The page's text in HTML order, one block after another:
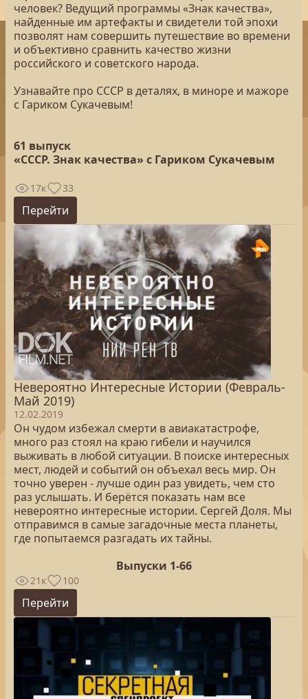
человек? Ведущий программы «Знак качества»,
найденные им артефакты и свидетели той эпохи
позволят нам совершить путешествие во времени
и объективно сравнить качество жизни
российского и советского народа.
Узнавайте про СССР в деталях, в миноре и мажоре
с Гариком Сукачевым!
61 выпуск
«СССР. Знак качества» с Гариком Сукачевым
17к 33
Перейти
Невероятно Интересные Истории (Февраль-
Май 2019)
12.02.2019
Он чудом избежал смерти в авиакатастрофе,
много раз стоял на краю гибели и научился
выживать в любой ситуации. В поиске интересных
мест, людей и событий он объехал весь мир. Он
точно уверен - лучше один раз увидеть, чем сто
раз услышать. И берётся показать нам все
невероятно интересные истории. Сергей Доля. Мы
отправимся в самые загадочные места планеты,
где попытаемся разгадать их тайны.
Выпуски 1-66
21к 100
Перейти